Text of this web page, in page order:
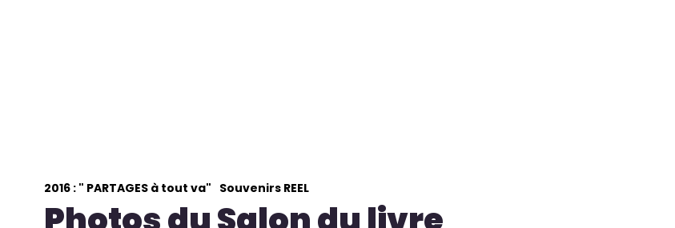
2016 : " PARTAGES à tout va" Souvenirs REEL